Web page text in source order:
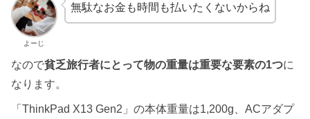
よーじ
無駄なお金も時間も払いたくないからね
なので貧乏旅行者にとって物の重量は重要な要素の1つに
なります。
「ThinkPad X13 Gen2」の本体重量は1,200g、ACアダプ